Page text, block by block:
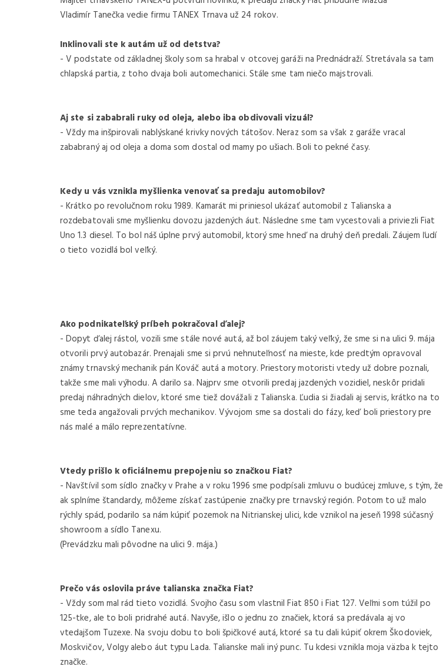
Vladimír Tanečka vedie firmu TANEX Trnava už 24 rokov.
Inklinovali ste k autám už od detstva?
- V podstate od základnej školy som sa hrabal v otcovej garáži na Prednádraží. Stretávala sa tam
chlapská partia, z toho dvaja boli automechanici. Stále sme tam niečo majstrovali.
Aj ste si zababrali ruky od oleja, alebo iba obdivovali vizuál?
- Vždy ma inšpirovali nablýskané krivky nových tátošov. Neraz som sa však z garáže vracal
zababraný aj od oleja a doma som dostal od mamy po ušiach. Boli to pekné časy.
Kedy u vás vznikla myšlienka venovať sa predaju automobilov?
- Krátko po revolučnom roku 1989. Kamarát mi priniesol ukázať automobil z Talianska a
rozdebatovali sme myšlienku dovozu jazdených áut. Následne sme tam vycestovali a priviezli Fiat
Uno 1.3 diesel. To bol náš úplne prvý automobil, ktorý sme hneď na druhý deň predali. Záujem ľudí
o tieto vozidlá bol veľký.
Ako podnikateľský príbeh pokračoval ďalej?
- Dopyt ďalej rástol, vozili sme stále nové autá, až bol záujem taký veľký, že sme si na ulici 9. mája
otvorili prvý autobazár. Prenajali sme si prvú nehnuteľnosť na mieste, kde predtým opravoval
známy trnavský mechanik pán Kováč autá a motory. Priestory motoristi vtedy už dobre poznali,
takže sme mali výhodu. A darilo sa. Najprv sme otvorili predaj jazdených vozidiel, neskôr pridali
predaj náhradných dielov, ktoré sme tiež dovážali z Talianska. Ľudia si žiadali aj servis, krátko na to
sme teda angažovali prvých mechanikov. Vývojom sme sa dostali do fázy, keď boli priestory pre
nás malé a málo reprezentatívne.
Vtedy prišlo k oficiálnemu prepojeniu so značkou Fiat?
- Navštívil som sídlo značky v Prahe a v roku 1996 sme podpísali zmluvu o budúcej zmluve, s tým, že
ak splníme štandardy, môžeme získať zastúpenie značky pre trnavský región. Potom to už malo
rýchly spád, podarilo sa nám kúpiť pozemok na Nitrianskej ulici, kde vznikol na jeseň 1998 súčasný
showroom a sídlo Tanexu.
(Prevádzku mali pôvodne na ulici 9. mája.)
Prečo vás oslovila práve talianska značka Fiat?
- Vždy som mal rád tieto vozidlá. Svojho času som vlastnil Fiat 850 i Fiat 127. Veľmi som túžil po
125-tke, ale to boli pridrahé autá. Navyše, išlo o jednu zo značiek, ktorá sa predávala aj vo
vtedajšom Tuzexe. Na svoju dobu to boli špičkové autá, ktoré sa tu dali kúpiť okrem Škodoviek,
Moskvičov, Volgy alebo áut typu Lada. Talianske mali iný punc. Tu kdesi vznikla moja väzba k tejto
značke.
€ 29.140 / € 35.842 S DPH
NOVINKA
€ 32.500 / € 39.975 S DPH
MTJ 180k valník 7 miest